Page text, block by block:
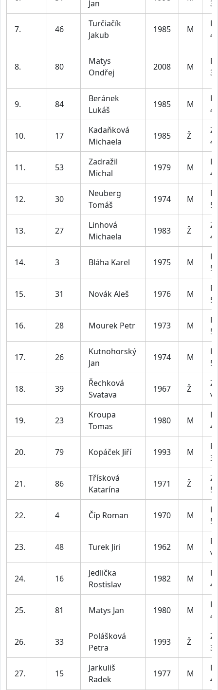
Jan
7. 46
Turčiačík
Jakub
1985 M
8. 80
Matys
Ondřej
2008 M
9. 84
Beránek
Lukáš
1985 M
10. 17
Kadaňková
Michaela
1985 Ž
11. 53
Zadražil
Michal
1979 M
12. 30
Neuberg
Tomáš
1974 M
13. 27
Linhová
Michaela
1983 Ž
14. 3 Bláha Karel 1975 M
15. 31 Novák Aleš 1976 M
16. 28 Mourek Petr 1973 M
17. 26
Kutnohorský
Jan
1974 M
18. 39
Řechková
Svatava
1967 Ž
19. 23
Kroupa
Tomas
1980 M
20. 79 Kopáček Jiří 1993 M
21. 86
Třísková
Katarína
1971 Ž
22. 4 Číp Roman 1970 M
23. 48 Turek Jiri 1962 M
24. 16
Jedlička
Rostislav
1982 M
25. 81 Matys Jan 1980 M
26. 33
Polášková
Petra
1993 Ž
27. 15
Jarkuliš
Radek
1977 M